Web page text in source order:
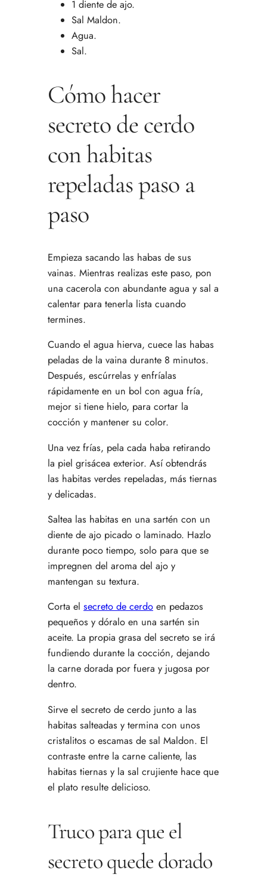
1 diente de ajo.
Sal Maldon.
Agua.
Sal.
Cómo hacer
secreto de cerdo
con habitas
repeladas paso a
paso
Empieza sacando las habas de sus
vainas. Mientras realizas este paso, pon
una cacerola con abundante agua y sal a
calentar para tenerla lista cuando
termines.
Cuando el agua hierva, cuece las habas
peladas de la vaina durante 8 minutos.
Después, escúrrelas y enfríalas
rápidamente en un bol con agua fría,
mejor si tiene hielo, para cortar la
cocción y mantener su color.
Una vez frías, pela cada haba retirando
la piel grisácea exterior. Así obtendrás
las habitas verdes repeladas, más tiernas
y delicadas.
Saltea las habitas en una sartén con un
diente de ajo picado o laminado. Hazlo
durante poco tiempo, solo para que se
impregnen del aroma del ajo y
mantengan su textura.
Corta el secreto de cerdo en pedazos
pequeños y dóralo en una sartén sin
aceite. La propia grasa del secreto se irá
fundiendo durante la cocción, dejando
la carne dorada por fuera y jugosa por
dentro.
Sirve el secreto de cerdo junto a las
habitas salteadas y termina con unos
cristalitos o escamas de sal Maldon. El
contraste entre la carne caliente, las
habitas tiernas y la sal crujiente hace que
el plato resulte delicioso.
Truco para que el
secreto quede dorado